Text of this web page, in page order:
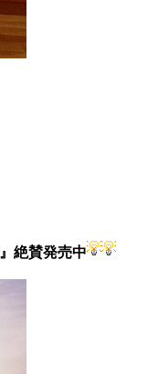
』絶賛発売中